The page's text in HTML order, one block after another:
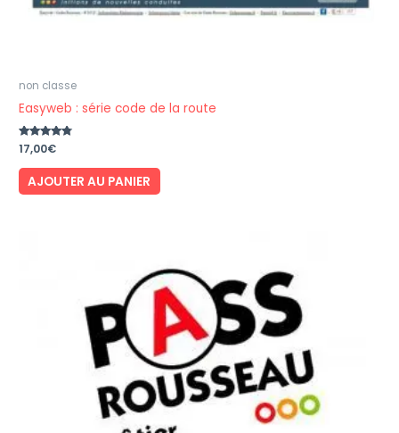
non classe
Easyweb : série code de la route
Note
4.57
sur 5
17,00€
AJOUTER AU PANIER